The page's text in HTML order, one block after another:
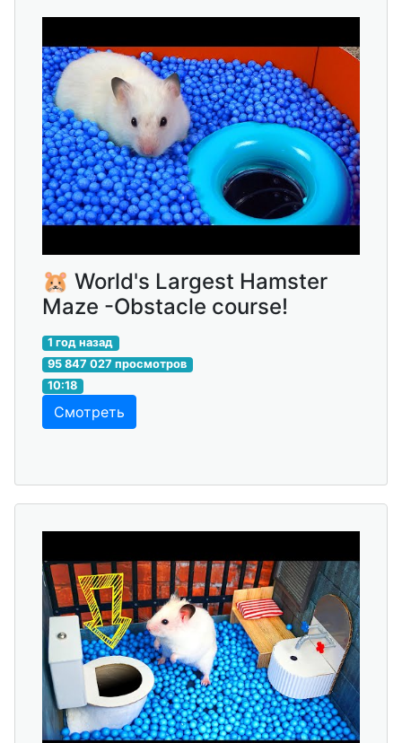
🐹 World's Largest Hamster
Maze -Obstacle course!
1 год назад
95 847 027 просмотров
10:18
Смотреть